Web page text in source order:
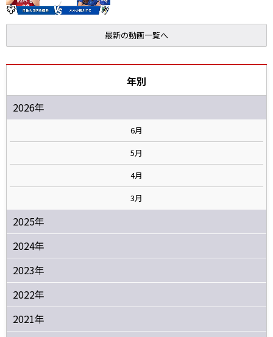
最新の動画一覧へ
年別
2026年
6月
5月
4月
3月
2025年
2024年
2023年
2022年
2021年